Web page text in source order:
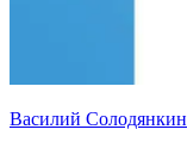
Василий Солодянкин